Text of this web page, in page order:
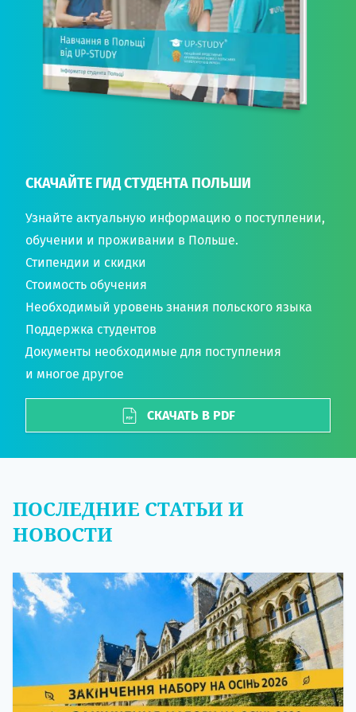
СКАЧАЙТЕ ГИД СТУДЕНТА ПОЛЬШИ
Узнайте актуальную информацию о поступлении,
обучении и проживании в Польше.
Стипендии и скидки
Стоимость обучения
Необходимый уровень знания польского языка
Поддержка студентов
Документы необходимые для поступления
и многое другое
СКАЧАТЬ В PDF
ПОСЛЕДНИЕ СТАТЬИ И
НОВОСТИ